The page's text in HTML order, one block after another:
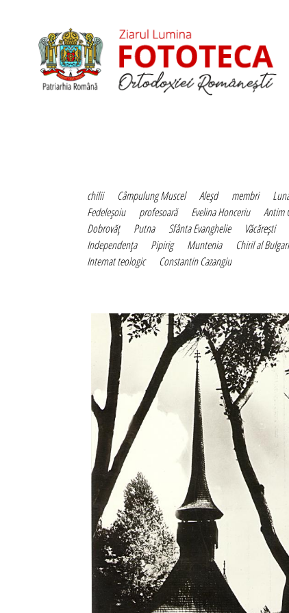
chilii Câmpulung Muscel Aleşd membri
Fedeleşoiu
profesoară Evelina Honceriu Antim
Dobrovăţ
Putna Sfânta Evanghelie Văcăreşti
Independenţa
Pipirig Muntenia Chiril al
Internat teologic
Constantin Cazangiu